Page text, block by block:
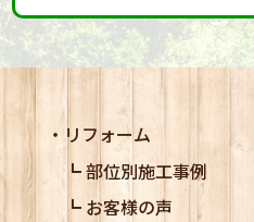
リフォーム
部位別施工事例
お客様の声